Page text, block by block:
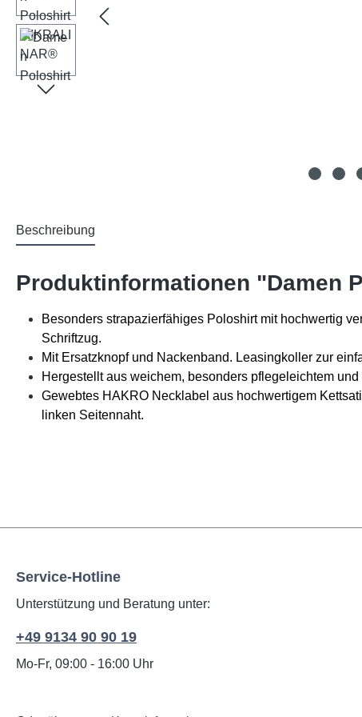
Beschreibung
Produktinformationen "Damen
Besonders strapazierfähiges Poloshirt mit hochwertig
Schriftzug.
Mit Ersatzknopf und Nackenband. Leasingkoller zur
Hergestellt aus weichem, besonders pflegeleichtem
Gewebtes HAKRO Necklabel aus hochwertigem
linken Seitennaht.
Service-Hotline
Unterstützung und Beratung unter:
+49 9134 90 90 19
Mo-Fr, 09:00 - 16:00 Uhr